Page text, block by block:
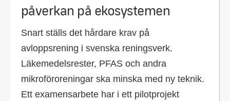
påverkan på ekosystemen
Snart ställs det hårdare krav på
avloppsrening i svenska reningsverk.
Läkemedelsrester, PFAS och andra
mikroföroreningar ska minska med ny teknik.
Ett examensarbete har i ett pilotprojekt